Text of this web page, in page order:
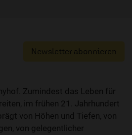
Newsletter abonnieren
Zumindest das Leben für
im frühen 21. Jahrhundert
von Höhen und Tiefen, von
von gelegentlicher